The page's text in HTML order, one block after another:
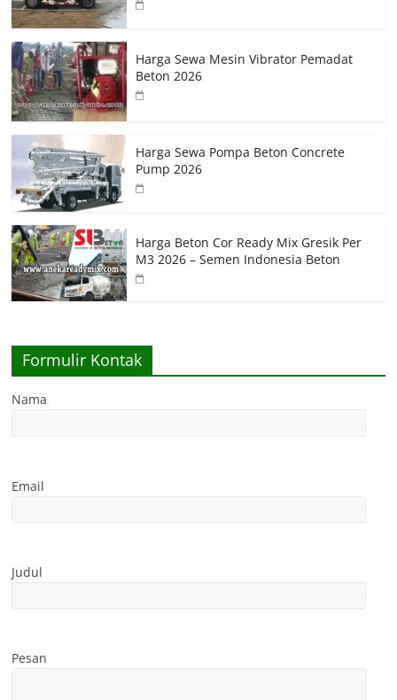
Harga Sewa Mesin Vibrator Pemadat
Beton 2026
Harga Sewa Pompa Beton Concrete
Pump 2026
Harga Beton Cor Ready Mix Gresik Per
M3 2026 – Semen Indonesia Beton
Formulir Kontak
Nama
Email
Judul
Pesan